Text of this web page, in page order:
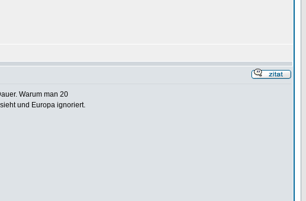
Warum man 20
und Europa ignoriert.